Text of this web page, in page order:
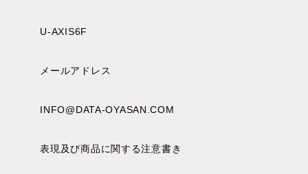
U-AXIS6F
メールアドレス
INFO@DATA-OYASAN.COM
表現及び商品に関する注意書き